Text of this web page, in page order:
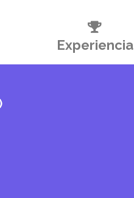
Experiencia